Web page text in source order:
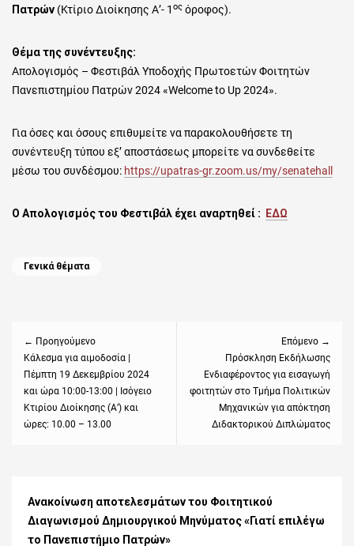
Πατρών (Κτίριο Διοίκησης Α’- 1 ος όροφος).
Θέμα της συνέντευξης:
Απολογισμός – Φεστιβάλ Υποδοχής Πρωτοετών Φοιτητών
Πανεπιστημίου Πατρών 2024 «Welcome to Up 2024».
Για όσες και όσους επιθυμείτε να παρακολουθήσετε τη
συνέντευξη τύπου εξ’ αποστάσεως μπορείτε να συνδεθείτε
μέσω του συνδέσμου: https://upatras-gr.zoom.us/my/senatehall
Ο Απολογισμός του Φεστιβάλ έχει αναρτηθεί : ΕΔΩ
Categories
Γενικά θέματα
← Προηγούμενο
Previous
post:
Κάλεσμα για αιμοδοσία |
Πέμπτη 19 Δεκεμβρίου 2024
και ώρα 10:00-13:00 | Ισόγειο
Κτιρίου Διοίκησης (Α’) και
ώρες: 10.00 – 13.00
Επόμενο →
post:
Πρόσκληση Εκδήλωσης
Ενδιαφέροντος για εισαγωγή
φοιτητών στο Τμήμα Πολιτικών
Μηχανικών για απόκτηση
Διδακτορικού Διπλώματος
Ανακοίνωση αποτελεσμάτων του Φοιτητικού
Διαγωνισμού Δημιουργικού Μηνύματος «Γιατί επιλέγω
το Πανεπιστήμιο Πατρών»